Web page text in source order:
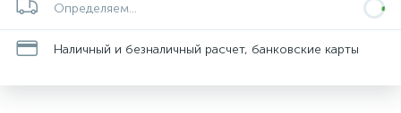
Определяем...
Наличный и безналичный расчет, банковские карты